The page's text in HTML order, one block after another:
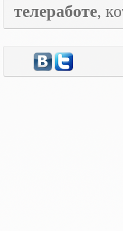
телеработе,